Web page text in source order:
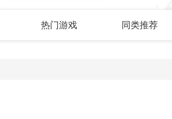
热门游戏 同类推荐